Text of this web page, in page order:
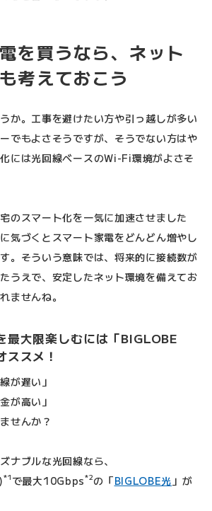
を買うなら、ネット
考えておこう
か。工事を避けたい方や引っ越しが多い
でもよさそうですが、そうでない方はや
には光回線ベースのWi-Fi環境がよさそ
のスマート化を一気に加速させました
気づくとスマート家電をどんどん増やし
。そういう意味では、将来的に接続数が
うえで、安定したネット環境を備えてお
ませんね。
最大限楽しむには「BIGLOBE
スメ！
が遅い」
が高い」
せんか？
ナブルな光回線なら、
*1 で最大10Gbps*2の「BIGLOBE光 」が